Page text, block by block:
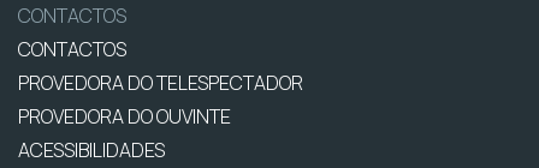
CONTACTOS
CONTACTOS
PROVEDORA DO TELESPECTADOR
PROVEDORA DO OUVINTE
ACESSIBILIDADES